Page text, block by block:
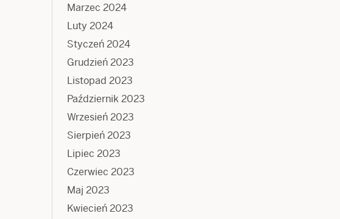
Marzec 2024
Luty 2024
Styczeń 2024
Grudzień 2023
Listopad 2023
Październik 2023
Wrzesień 2023
Sierpień 2023
Lipiec 2023
Czerwiec 2023
Maj 2023
Kwiecień 2023